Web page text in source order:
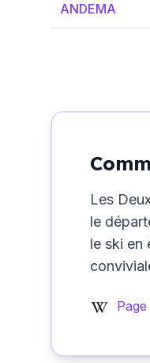
ANDEMA
Les
le
le ski en